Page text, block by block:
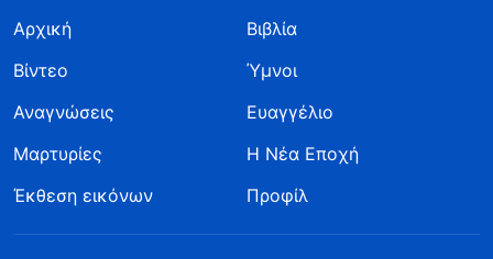
Αρχική
Βιβλία
Βίντεο
Ύμνοι
Αναγνώσεις
Ευαγγέλιο
Μαρτυρίες
Η Νέα Εποχή
Έκθεση εικόνων
Προφίλ